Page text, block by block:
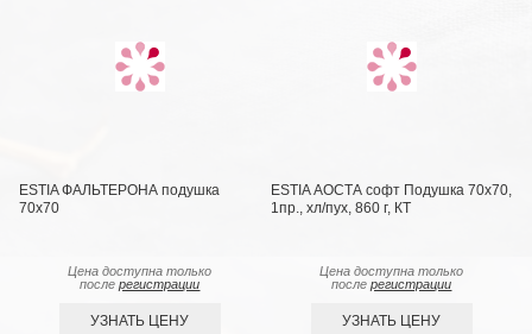
ESTIA ФАЛЬТЕРОНА подушка
70х70
Цена доступна только
послерегистрации
УЗНАТЬ ЦЕНУ
ESTIA АОСТА софт Подушка 70х70,
1пр., хл/пух, 860 г, КТ
Цена доступна только
послерегистрации
УЗНАТЬ ЦЕНУ